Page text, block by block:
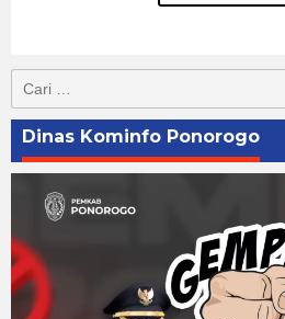
untuk:
Dinas Kominfo Ponorogo